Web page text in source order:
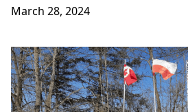
March 28, 2024